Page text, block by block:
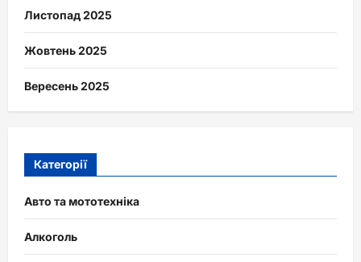
Листопад 2025
Жовтень 2025
Вересень 2025
Категорії
Авто та мототехніка
Алкоголь